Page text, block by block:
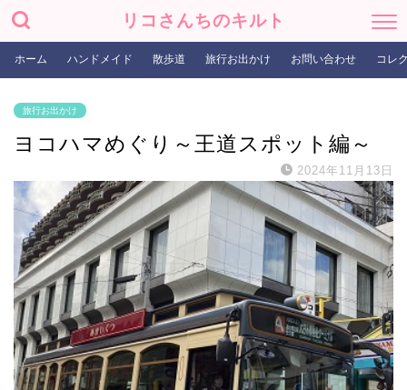
リコさんちのキルト
ホーム ハンドメイド 散歩道 旅行お出かけ お問い合わせ コレ
旅行お出かけ
ヨコハマめぐり～王道スポット編～
2024年11月13日